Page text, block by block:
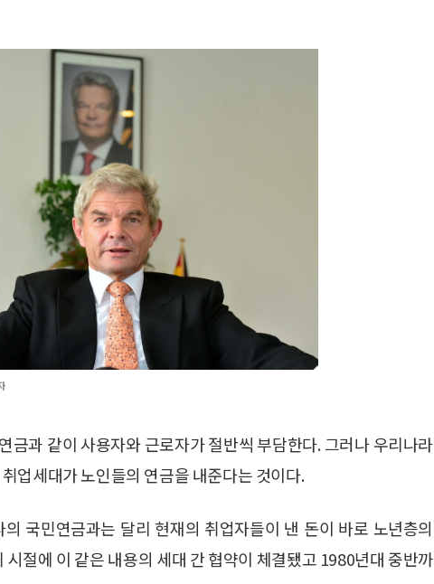
금과 같이 사용자와 근로자가 절반씩 부담한다. 그러나 우리나라
업세대가 노인들의 연금을 내준다는 것이다.
국민연금과는 달리 현재의 취업자들이 낸 돈이 바로 노년층의
절에 이 같은 내용의 세대 간 협약이 체결됐고 1980년대 중반까